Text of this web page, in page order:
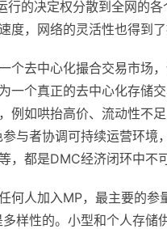
行的决定权分散到全网的
，网络的灵活性也得到了
个去中心化撮合交易市场
一个真正的去中心化存储
例如哄抬高价、流动性不
与者协调可持续运营环境
都是DMC经济闭环中不
何人加入MP，最主要的
样性的。小型和个人存储